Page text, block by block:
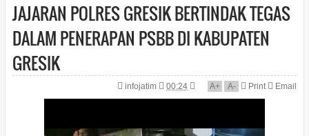
JAJARAN POLRES GRESIK BERTINDAK TEGAS
DALAM PENERAPAN PSBB DI KABUPATEN
GRESIK
infojatim 00:24 A+ A- Print Email